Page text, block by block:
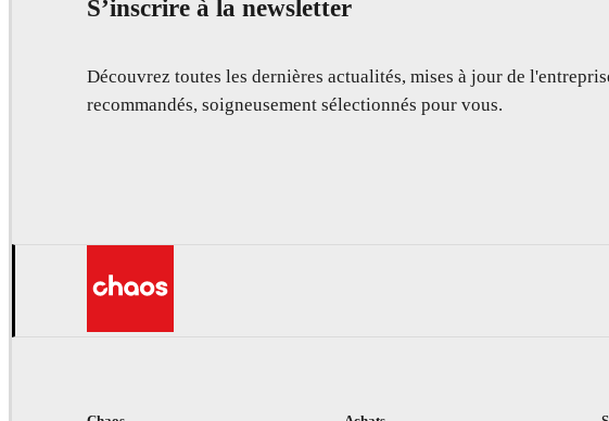
S’inscrire à la newsletter
Découvrez toutes les dernières actualités, mises à jour de
recommandés, soigneusement sélectionnés pour vous.